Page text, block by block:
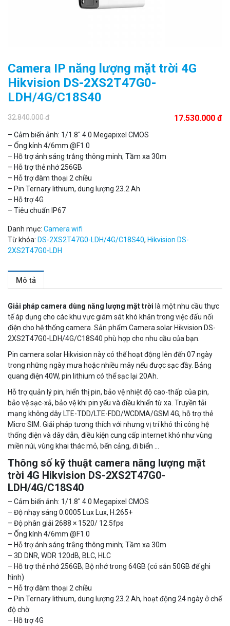
Camera IP năng lượng mặt trời 4G
Hikvision DS-2XS2T47G0-
LDH/4G/C18S40
32.840.000 đ 17.530.000 đ
– Cảm biến ảnh: 1/1.8″ 4.0 Megapixel CMOS
– Ống kính 4/6mm @F1.0
– Hỗ trợ ánh sáng trắng thông minh; Tầm xa 30m
– Hỗ trợ thẻ nhớ 256GB
– Hỗ trợ đàm thoại 2 chiều
– Pin Ternary lithium, dung lượng 23.2 Ah
– Hỗ trợ 4G
– Tiêu chuẩn IP67
Danh mục: Camera wifi
Từ khóa: DS-2XS2T47G0-LDH/4G/C18S40, Hikvision DS-
2XS2T47G0-LDH
Mô tả
Giải pháp camera dùng năng lượng mặt trời là một nhu cầu thực
tế áp dụng cho các khu vực giám sát khó khăn trong việc đấu nối
điện cho hệ thống camera. Sản phẩm Camera solar Hikvision DS-
2XS2T47G0-LDH/4G/C18S40 phù hợp cho nhu cầu của bạn.
Pin camera solar Hikvision này có thể hoạt động lên đến 07 ngày
trong những ngày mưa hoặc nhiều mây nếu được sạc đầy. Bảng
quang điện 40W, pin lithium có thể sạc lại 20Ah.
Hỗ trợ quản lý pin, hiển thị pin, bảo vệ nhiệt độ cao-thấp của pin,
bảo vệ sạc-xả, bảo vệ khi pin yếu và điều khiển từ xa. Truyền tải
mạng không dây LTE-TDD/LTE-FDD/WCDMA/GSM 4G, hỗ trợ thẻ
Micro SIM. Giải pháp tương thích với nhưng vị trí khó thi công hệ
thống điện và dây dẫn, điều kiện cung cấp internet khó như vùng
miền núi, vùng khai thác mỏ, bến cảng, đi biển …
Thông số kỹ thuật camera năng lượng mặt
trời 4G Hikvision DS-2XS2T47G0-
LDH/4G/C18S40
– Cảm biến ảnh: 1/1.8″ 4.0 Megapixel CMOS
– Độ nhạy sáng 0.0005 Lux Lux, H.265+
– Độ phân giải 2688 × 1520/ 12.5fps
– Ống kính 4/6mm @F1.0
– Hỗ trợ ánh sáng trắng thông minh; Tầm xa 30m
– 3D DNR, WDR 120dB, BLC, HLC
– Hỗ trợ thẻ nhớ 256GB; Bộ nhớ trong 64GB (có sẵn 50GB để ghi
hình)
– Hỗ trợ đàm thoại 2 chiều
– Pin Ternary lithium, dung lượng 23.2 Ah, hoạt động 24 ngày ở chế
độ chờ
– Hỗ trợ 4G
Đèn năng lượng mặt trời tích hợp camera quan sát Akiko
Liên hệ
Camera Wifi thông minh EZVIZ H6c Pro 3M 2K Tặng thẻ 64G
560.000 đ
MUA NGAY
Camera WiFi quay quét thông minh 2MP EZVIZ H8C
MUA NGAY